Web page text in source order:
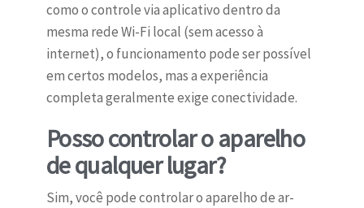
como o controle via aplicativo dentro da
mesma rede Wi-Fi local (sem acesso à
internet), o funcionamento pode ser possível
em certos modelos, mas a experiência
completa geralmente exige conectividade.
Posso controlar o aparelho
de qualquer lugar?
Sim, você pode controlar o aparelho de ar-